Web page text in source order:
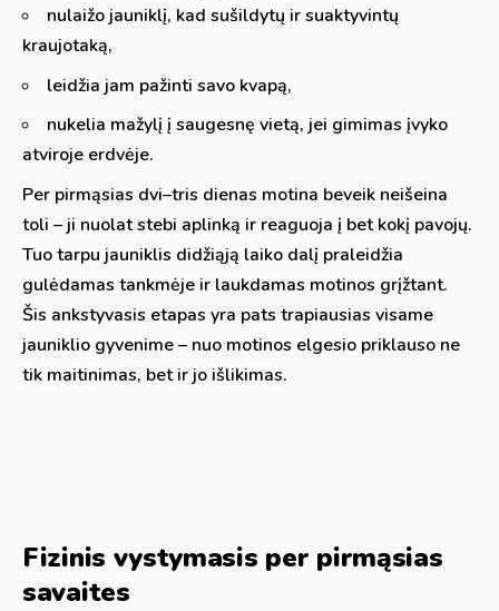
nulaižo jauniklį, kad sušildytų ir suaktyvintų
kraujotaką,
leidžia jam pažinti savo kvapą,
nukelia mažylį į saugesnę vietą, jei gimimas įvyko
atviroje erdvėje.
Per pirmąsias dvi–tris dienas motina beveik neišeina
toli – ji nuolat stebi aplinką ir reaguoja į bet kokį pavojų.
Tuo tarpu jauniklis didžiąją laiko dalį praleidžia
gulėdamas tankmėje ir laukdamas motinos grįžtant.
Šis ankstyvasis etapas yra pats trapiausias visame
jauniklio gyvenime – nuo motinos elgesio priklauso ne
tik maitinimas, bet ir jo išlikimas.
Fizinis vystymasis per pirmąsias
savaites